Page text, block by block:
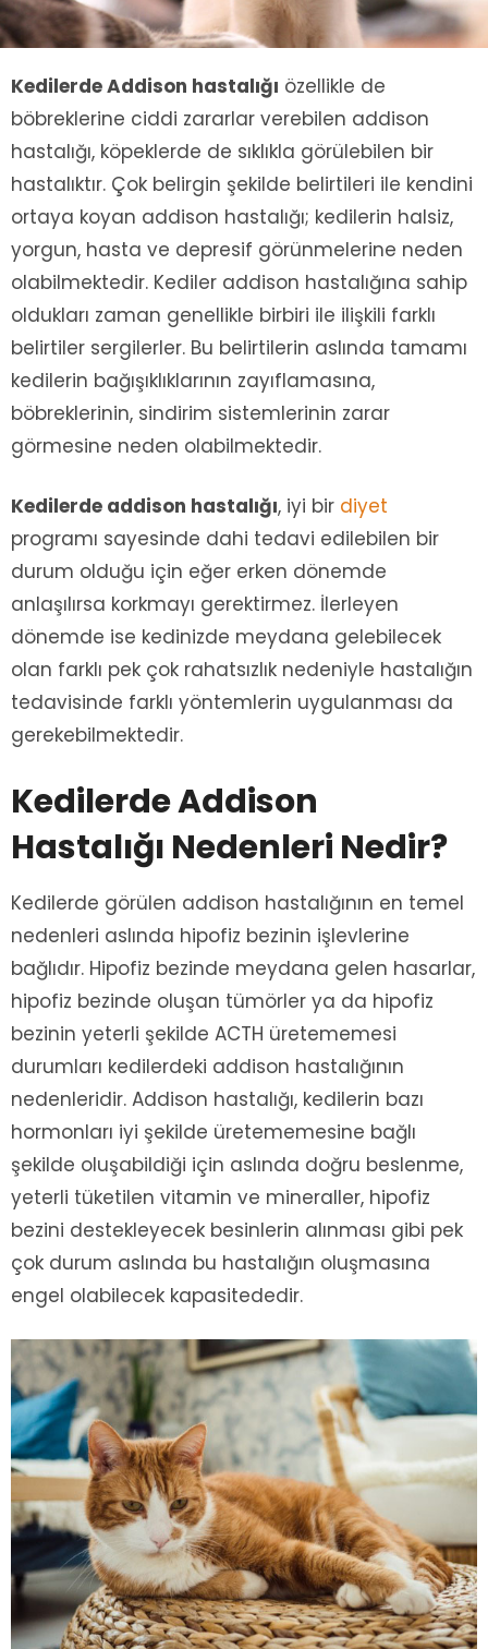
Kedilerde Addison hastalığı özellikle de
böbreklerine ciddi zararlar verebilen addison
hastalığı, köpeklerde de sıklıkla görülebilen bir
hastalıktır. Çok belirgin şekilde belirtileri ile kendini
ortaya koyan addison hastalığı; kedilerin halsiz,
yorgun, hasta ve depresif görünmelerine neden
olabilmektedir. Kediler addison hastalığına sahip
oldukları zaman genellikle birbiri ile ilişkili farklı
belirtiler sergilerler. Bu belirtilerin aslında tamamı
kedilerin bağışıklıklarının zayıflamasına,
böbreklerinin, sindirim sistemlerinin zarar
görmesine neden olabilmektedir.
Kedilerde addison hastalığı, iyi bir diyet
programı sayesinde dahi tedavi edilebilen bir
durum olduğu için eğer erken dönemde
anlaşılırsa korkmayı gerektirmez. İlerleyen
dönemde ise kedinizde meydana gelebilecek
olan farklı pek çok rahatsızlık nedeniyle hastalığın
tedavisinde farklı yöntemlerin uygulanması da
gerekebilmektedir.
Kedilerde Addison
Hastalığı Nedenleri Nedir?
Kedilerde görülen addison hastalığının en temel
nedenleri aslında hipofiz bezinin işlevlerine
bağlıdır. Hipofiz bezinde meydana gelen hasarlar,
hipofiz bezinde oluşan tümörler ya da hipofiz
bezinin yeterli şekilde ACTH üretememesi
durumları kedilerdeki addison hastalığının
nedenleridir. Addison hastalığı, kedilerin bazı
hormonları iyi şekilde üretememesine bağlı
şekilde oluşabildiği için aslında doğru beslenme,
yeterli tüketilen vitamin ve mineraller, hipofiz
bezini destekleyecek besinlerin alınması gibi pek
çok durum aslında bu hastalığın oluşmasına
engel olabilecek kapasitededir.